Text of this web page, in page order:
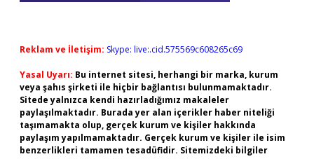
Reklam ve İletişim: Skype: live:.cid.575569c608265c69
Yasal Uyarı: Bu internet sitesi, herhangi bir marka, kurum
veya şahıs şirketi ile hiçbir bağlantısı bulunmamaktadır.
Sitede yalnızca kendi hazırladığımız makaleler
paylaşılmaktadır. Burada yer alan içerikler haber niteliği
taşımamakta olup, gerçek kurum ve kişiler hakkında
paylaşım yapılmamaktadır. Gerçek kurum ve kişiler ile isim
benzerlikleri tamamen tesadüfidir. Sitemizdeki bilgiler